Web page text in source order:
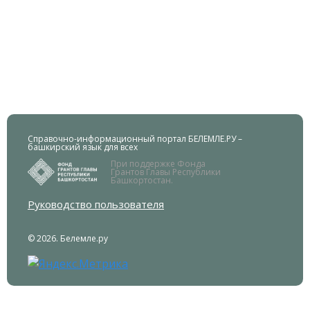
Справочно-информационный портал БЕЛЕМЛЕ.РУ –
башкирский язык для всех
При поддержке Фонда
Грантов Главы Республики
Башкортостан.
Руководство пользователя
© 2026. Белемле.ру